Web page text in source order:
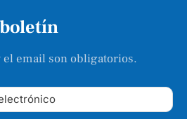
email son obligatorios.